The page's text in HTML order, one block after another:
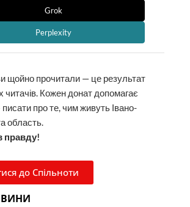
Grok
Perplexity
щойно прочитали — це результат
читачів. Кожен донат допомагає
про те, чим живуть Івано-
область.
правду!
до Спільноти